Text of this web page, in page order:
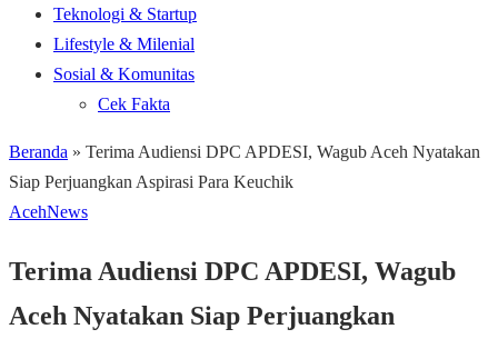
Teknologi & Startup
Lifestyle & Milenial
Sosial & Komunitas
Cek Fakta
Beranda » Terima Audiensi DPC APDESI, Wagub Aceh Nyatakan
Siap Perjuangkan Aspirasi Para Keuchik
AcehNews
Terima Audiensi DPC APDESI, Wagub
Aceh Nyatakan Siap Perjuangkan